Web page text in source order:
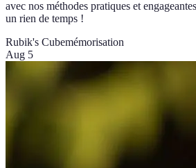
avec nos méthodes pratiques et
un rien de temps !
Rubik's Cubemémorisation
Aug 5